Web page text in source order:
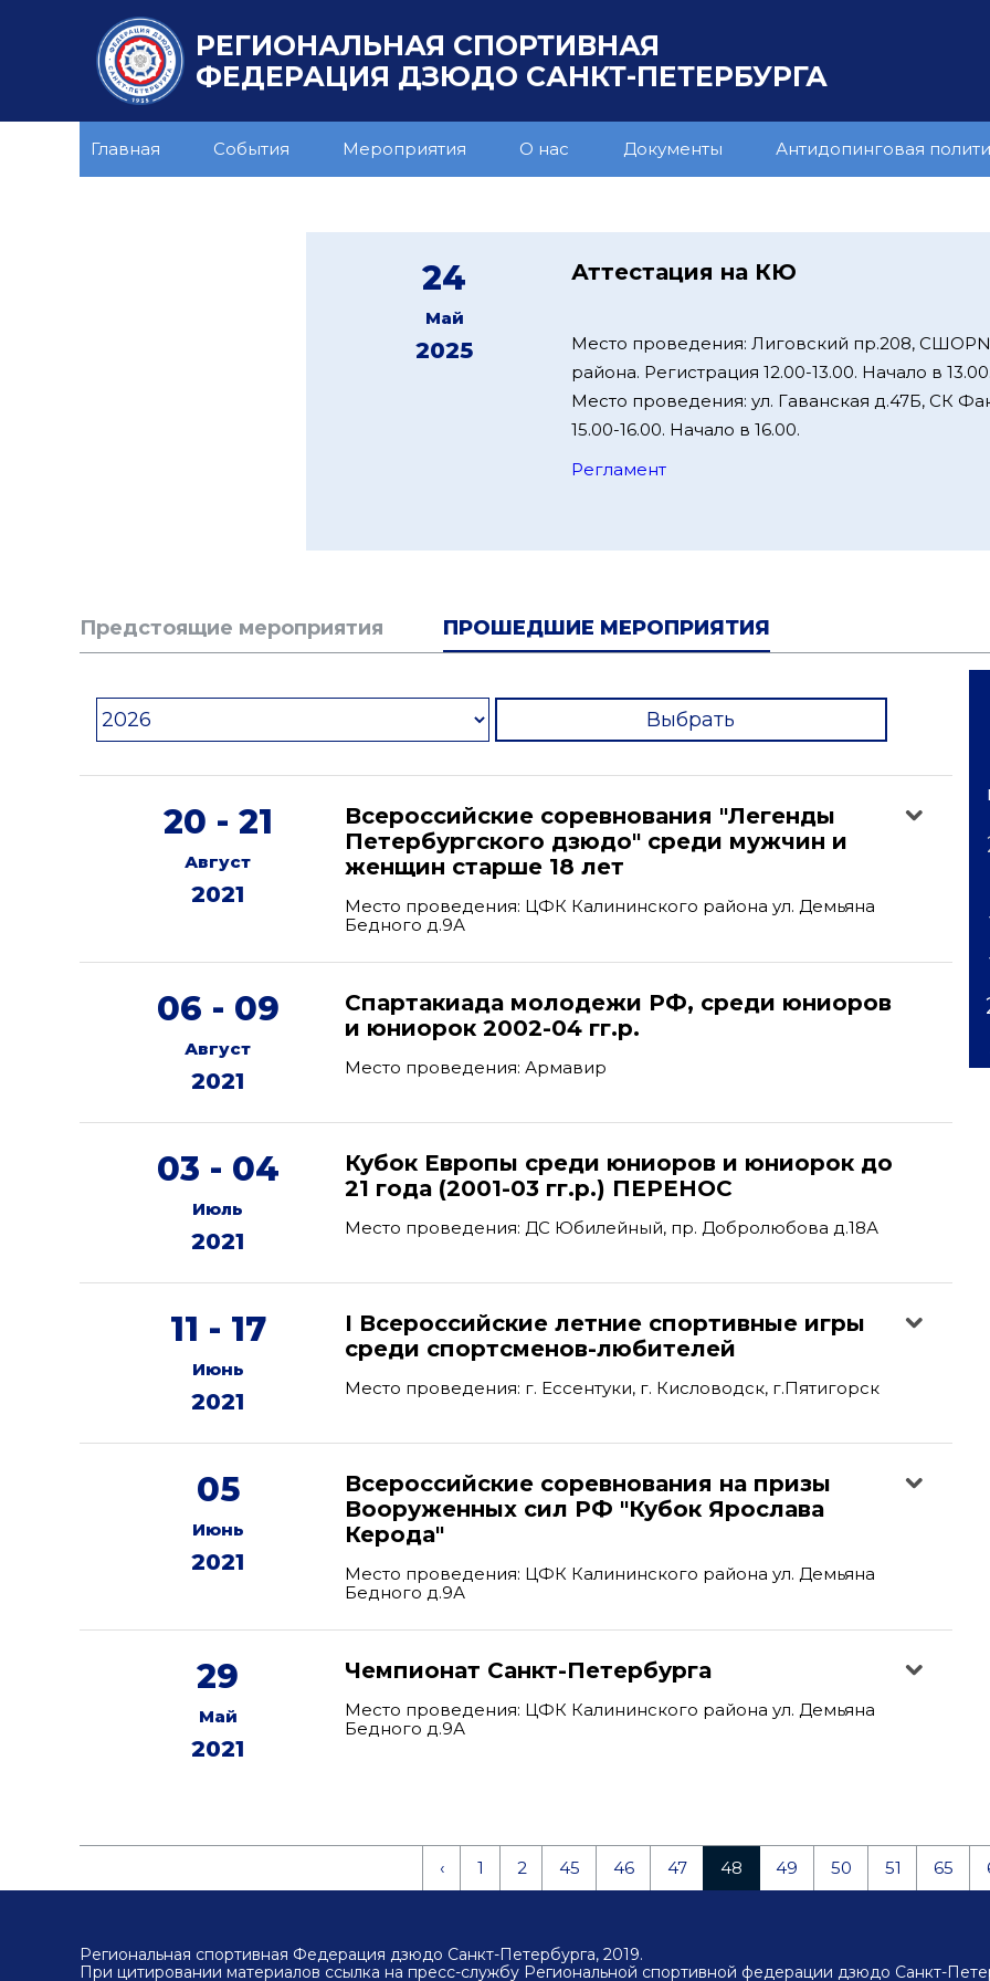
РЕГИОНАЛЬНАЯ СПОРТИВНАЯ
ФЕДЕРАЦИЯ ДЗЮДО САНКТ-ПЕТЕРБУРГА
Главная События Мероприятия О нас Документы Антидопинговая
24
Май
2025
Аттестация на КЮ
Место проведения: Лиговский пр.208,
района. Регистрация 12.00-13.00. Начало в 13.00.
Место проведения: ул. Гаванская д.47Б, СК
15.00-16.00. Начало в 16.00.
Регламент
Предстоящие мероприятия ПРОШЕДШИЕ МЕРОПРИЯТИЯ
Выбрать
20 - 21
Август
2021
Всероссийские соревнования "Легенды
Петербургского дзюдо" среди мужчин и
женщин старше 18 лет
Место проведения: ЦФК Калининского района ул. Демьяна
Бедного д.9А
06 - 09
Август
2021
Спартакиада молодежи РФ, среди юниоров
и юниорок 2002-04 гг.р.
Место проведения: Армавир
03 - 04
Июль
2021
Кубок Европы среди юниоров и юниорок до
21 года (2001-03 гг.р.) ПЕРЕНОС
Место проведения: ДС Юбилейный, пр. Добролюбова д.18А
11 - 17
Июнь
2021
I Всероссийские летние спортивные игры
среди спортсменов-любителей
Место проведения: г. Ессентуки, г. Кисловодск, г.Пятигорск
05
Июнь
2021
Всероссийские соревнования на призы
Вооруженных сил РФ "Кубок Ярослава
Керода"
Место проведения: ЦФК Калининского района ул. Демьяна
Бедного д.9А
29
Май
2021
Чемпионат Санкт-Петербурга
Место проведения: ЦФК Калининского района ул. Демьяна
Бедного д.9А
1
‹ 1 2 45 46 47 48 49 50 51 65
Региональная спортивная Федерация дзюдо Санкт-Петербурга, 2019.
При цитировании материалов ссылка на пресс-службу Региональной спортивной федерации дзюдо Санкт-